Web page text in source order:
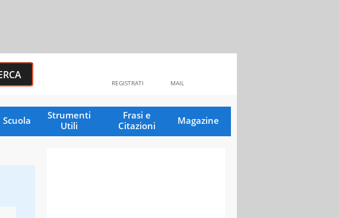
MAIL
REGISTRATI
Scuola
Strumenti
Utili
Frasi e
Citazioni
Magazine